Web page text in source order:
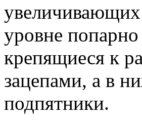
уровне
крепящиеся к
зацепами, а в
подпятники.